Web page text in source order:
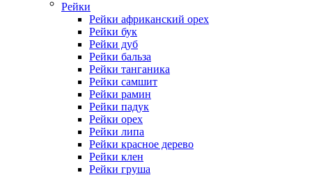
Рейки
Рейки африканский орех
Рейки бук
Рейки дуб
Рейки бальза
Рейки танганика
Рейки самшит
Рейки рамин
Рейки падук
Рейки орех
Рейки липа
Рейки красное дерево
Рейки клен
Рейки груша